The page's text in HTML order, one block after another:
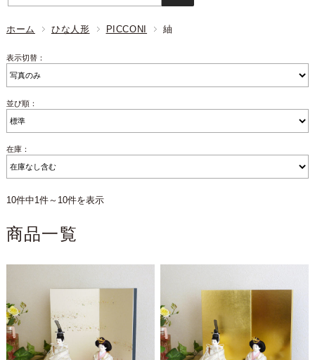
ホーム ひな人形 PICCONI 紬
表示切替：
並び順：
在庫：
10件中1件～10件を表示
商品一覧